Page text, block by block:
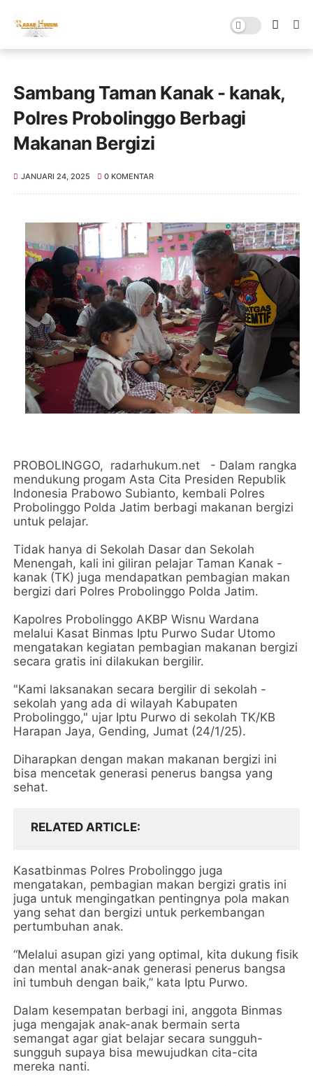
Sambang Taman Kanak - kanak,
Polres Probolinggo Berbagi
Makanan Bergizi
JANUARI 24, 2025 0 KOMENTAR
PROBOLINGGO, radarhukum.net - Dalam rangka
mendukung progam Asta Cita Presiden Republik
Indonesia Prabowo Subianto, kembali Polres
Probolinggo Polda Jatim berbagi makanan bergizi
untuk pelajar.
Tidak hanya di Sekolah Dasar dan Sekolah
Menengah, kali ini giliran pelajar Taman Kanak -
kanak (TK) juga mendapatkan pembagian makan
bergizi dari Polres Probolinggo Polda Jatim.
Kapolres Probolinggo AKBP Wisnu Wardana
melalui Kasat Binmas Iptu Purwo Sudar Utomo
mengatakan kegiatan pembagian makanan bergizi
secara gratis ini dilakukan bergilir.
"Kami laksanakan secara bergilir di sekolah -
sekolah yang ada di wilayah Kabupaten
Probolinggo," ujar Iptu Purwo di sekolah TK/KB
Harapan Jaya, Gending, Jumat (24/1/25).
Diharapkan dengan makan makanan bergizi ini
bisa mencetak generasi penerus bangsa yang
sehat.
RELATED ARTICLE
Kasatbinmas Polres Probolinggo juga
mengatakan, pembagian makan bergizi gratis ini
juga untuk mengingatkan pentingnya pola makan
yang sehat dan bergizi untuk perkembangan
pertumbuhan anak.
“Melalui asupan gizi yang optimal, kita dukung fisik
dan mental anak-anak generasi penerus bangsa
ini tumbuh dengan baik,” kata Iptu Purwo.
Dalam kesempatan berbagi ini, anggota Binmas
juga mengajak anak-anak bermain serta
semangat agar giat belajar secara sungguh-
sungguh supaya bisa mewujudkan cita-cita
mereka nanti.